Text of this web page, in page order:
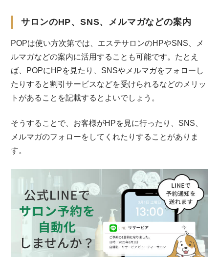
サロンのHP、SNS、メルマガなどの案内
POPは使い方次第では、エステサロンのHPやSNS、メ
ルマガなどの案内に活用することも可能です。たとえ
ば、POPにHPを見たり、SNSやメルマガをフォローし
たりすると割引サービスなどを受けられるなどのメリッ
トがあることを記載するとよいでしょう。
そうすることで、お客様がHPを見に行ったり、SNS、
メルマガのフォローをしてくれたりすることがありま
す。